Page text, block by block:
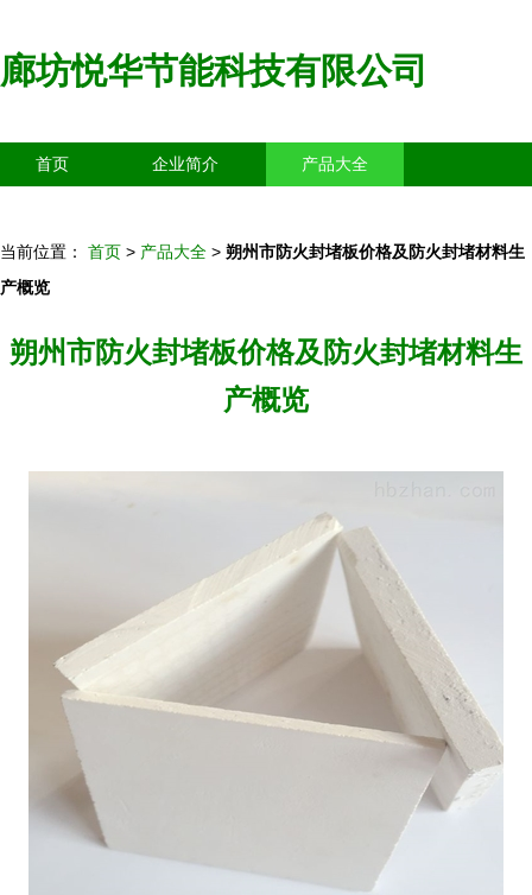
廊坊悦华节能科技有限公司
首页 企业简介 产品大全
当前位置： 首页 > 产品大全 > 朔州市防火封堵板价格及防火封堵材料生
产概览
朔州市防火封堵板价格及防火封堵材料生
产概览